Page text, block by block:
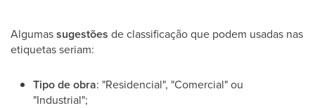
Algumassugestões de classificação que podem usadas nas
etiquetas seriam:
Tipo de obra: "Residencial", "Comercial" ou
"Industrial";